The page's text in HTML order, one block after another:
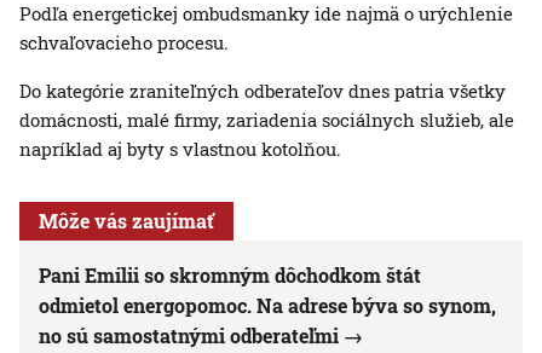
Podľa energetickej ombudsmanky ide najmä o urýchlenie
schvaľovacieho procesu.
Do kategórie zraniteľných odberateľov dnes patria všetky
domácnosti, malé firmy, zariadenia sociálnych služieb, ale
napríklad aj byty s vlastnou kotolňou.
Môže vás zaujímať
Pani Emílii so skromným dôchodkom štát
odmietol energopomoc. Na adrese býva so synom,
no sú samostatnými odberateľmi